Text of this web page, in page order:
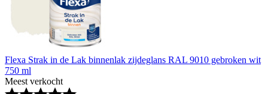
Flexa Strak in de Lak binnenlak zijdeglans RAL 9010 gebroken wit
750 ml
Meest verkocht